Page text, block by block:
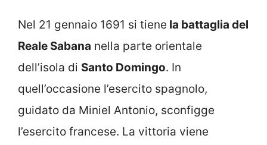
Nel 21 gennaio 1691 si tiene la battaglia del
Reale Sabana nella parte orientale
dell’isola di Santo Domingo. In
quell’occasione l’esercito spagnolo,
guidato da Miniel Antonio, sconfigge
l’esercito francese. La vittoria viene